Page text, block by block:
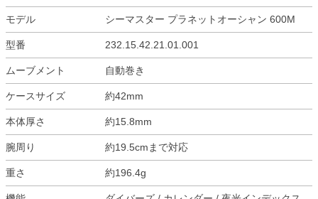
モデル シーマスター プラネットオーシャン 600M
型番 232.15.42.21.01.001
ムーブメント 自動巻き
ケースサイズ 約42mm
本体厚さ 約15.8mm
腕周り 約19.5cmまで対応
重さ 約196.4g